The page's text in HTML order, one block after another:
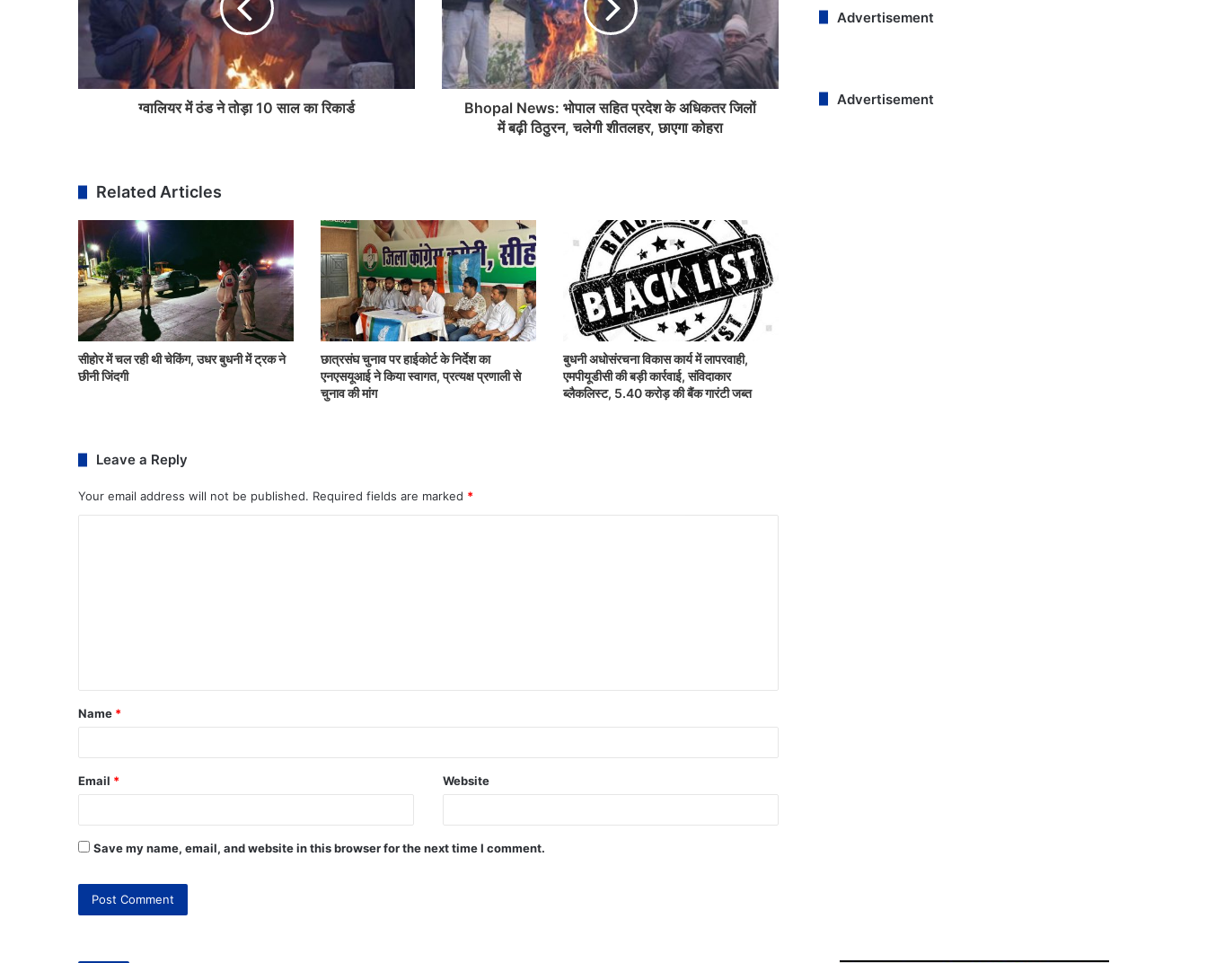
ग्वालियर में ठंड ने तोड़ा 10 साल का रिकार्ड
Bhopal News: भोपाल सहित प्रदेश के अधिकतर जिलों
में बढ़ी ठिठुरन, चलेगी शीतलहर, छाएगा कोहरा
Related Articles
सीहोर में चल रही थी चेकिंग, उधर बुधनी में ट्रक ने
छीनी जिंदगी
छात्रसंघ चुनाव पर हाईकोर्ट के निर्देश का
एनएसयूआई ने किया स्वागत, प्रत्यक्ष प्रणाली से
चुनाव की मांग
बुधनी अधोसंरचना विकास कार्य में लापरवाही,
एमपीयूडीसी की बड़ी कार्रवाई, संविदाकार
ब्लैकलिस्ट, 5.40 करोड़ की बैंक गारंटी जब्त
Leave a Reply
Your email address will not be published. Required fields are marked *
Name *
Email * Website
Save my name, email, and website in this browser for the next time I comment.
Advertisement
Advertisement